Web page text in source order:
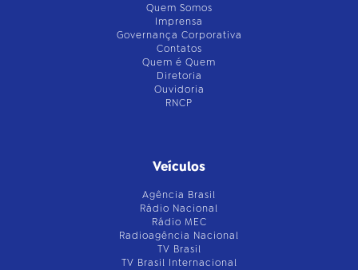
Quem Somos
Imprensa
Governança Corporativa
Contatos
Quem é Quem
Diretoria
Ouvidoria
RNCP
Veículos
Agência Brasil
Rádio Nacional
Rádio MEC
Radioagência Nacional
TV Brasil
TV Brasil Internacional